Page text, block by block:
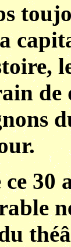
de
ce 30